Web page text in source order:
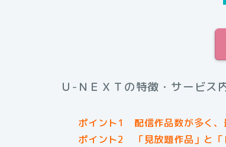
Ｕ-ＮＥＸＴの特徴・サービス
ポイント1 配信作品数が多く、
ポイント2 「見放題作品」と「